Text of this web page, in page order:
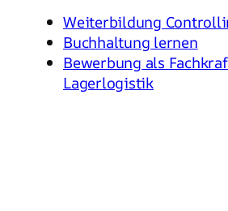
Weiterbildung
Buchhaltung lernen
Bewerbung als
Lagerlogistik